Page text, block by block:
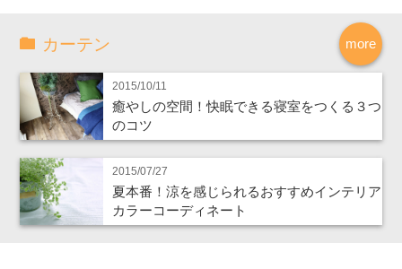
more
カーテン
2015/10/11
癒やしの空間！快眠できる寝室をつくる３つ
のコツ
2015/07/27
夏本番！涼を感じられるおすすめインテリア
カラーコーディネート